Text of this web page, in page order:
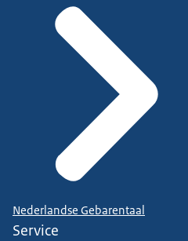
Nederlandse Gebarentaal
Service